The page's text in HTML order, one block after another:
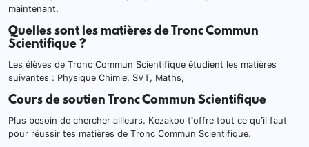
maintenant.
Quelles sont les matières de Tronc Commun
Scientifique ?
Les élèves de Tronc Commun Scientifique étudient les matières
suivantes : Physique Chimie, SVT, Maths,
Cours de soutien Tronc Commun Scientifique
Plus besoin de chercher ailleurs. Kezakoo t’offre tout ce qu’il faut
pour réussir tes matières de Tronc Commun Scientifique.